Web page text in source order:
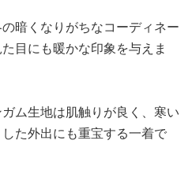
暗くなりがちなコーディネー
目にも暖かな印象を与えま
ム生地は肌触りが良く、寒い
た外出にも重宝する一着で